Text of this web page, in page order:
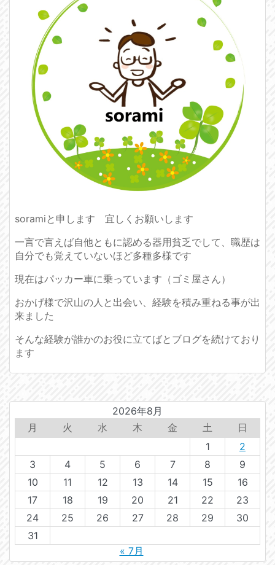
soramiと申します 宜しくお願いします
一言で言えば自他ともに認める器用貧乏でして、職歴は
自分でも覚えていないほど多種多様です
現在はパッカー車に乗っています（ゴミ屋さん）
おかげ様で沢山の人と出会い、経験を積み重ねる事が出
来ました
そんな経験が誰かのお役に立てばとブログを続けており
ます
2026年8月
月
火 水 木 金 土
日
1
2
3
4 5 6 7 8
9
10
11 12 13 14 15
16
17
18 19 20 21 22
23
24
25 26 27 28 29
30
31
« 7月